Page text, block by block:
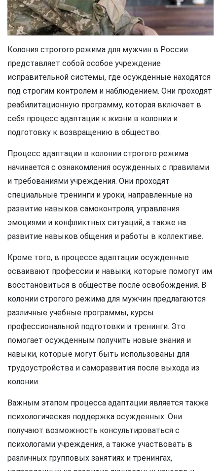
Колония строгого режима для мужчин в России
представляет собой особое учреждение
исправительной системы, где осужденные находятся
под строгим контролем и наблюдением. Они проходят
реабилитационную программу, которая включает в
себя процесс адаптации к жизни в колонии и
подготовку к возвращению в общество.
Процесс адаптации в колонии строгого режима
начинается с ознакомления осужденных с правилами
и требованиями учреждения. Они проходят
специальные тренинги и уроки, направленные на
развитие навыков самоконтроля, управления
эмоциями и конфликтных ситуаций, а также на
развитие навыков общения и работы в коллективе.
Кроме того, в процессе адаптации осужденные
осваивают профессии и навыки, которые помогут им
восстановиться в обществе после освобождения. В
колонии строгого режима для мужчин предлагаются
различные учебные программы, курсы
профессиональной подготовки и тренинги. Это
помогает осужденным получить новые знания и
навыки, которые могут быть использованы для
трудоустройства и саморазвития после выхода из
колонии.
Важным этапом процесса адаптации является также
психологическая поддержка осужденных. Они
получают возможность консультироваться с
психологами учреждения, а также участвовать в
различных групповых занятиях и тренингах,